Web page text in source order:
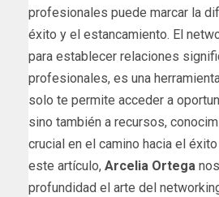
profesionales puede marcar la
éxito y el estancamiento. El
para establecer relaciones
profesionales, es una
solo te permite acceder a
sino también a recursos,
crucial en el camino hacia el
este artículo, Arcelia Ortega
profundidad el arte del